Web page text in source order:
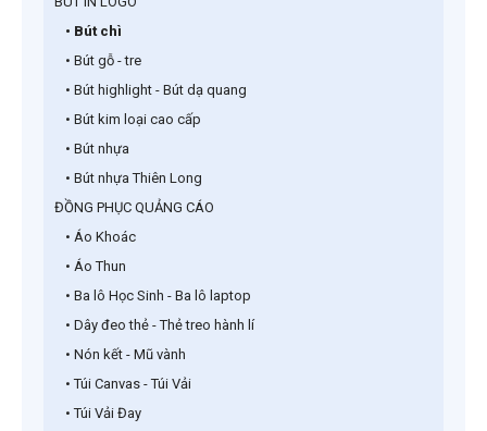
• Bút chì
• Bút gỗ - tre
• Bút highlight - Bút dạ quang
• Bút kim loại cao cấp
• Bút nhựa
• Bút nhựa Thiên Long
ĐỒNG PHỤC QUẢNG CÁO
• Áo Khoác
• Áo Thun
• Ba lô Học Sinh - Ba lô laptop
• Dây đeo thẻ - Thẻ treo hành lí
• Nón kết - Mũ vành
• Túi Canvas - Túi Vải
• Túi Vải Đay